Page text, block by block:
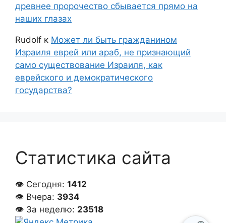
древнее пророчество сбывается прямо на
наших глазах
Rudolf к Может ли быть гражданином
Израиля еврей или араб, не признающий
само существование Израиля, как
еврейского и демократического
государства?
Статистика сайта
👁 Сегодня: 1412
👁 Вчера: 3934
👁 За неделю: 23518